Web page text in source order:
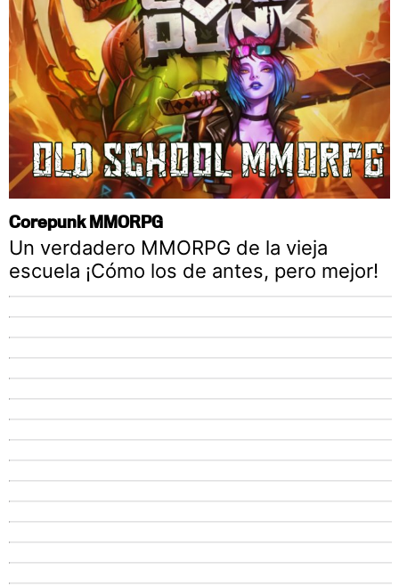
Corepunk MMORPG
Un verdadero MMORPG de la vieja
escuela ¡Cómo los de antes, pero mejor!